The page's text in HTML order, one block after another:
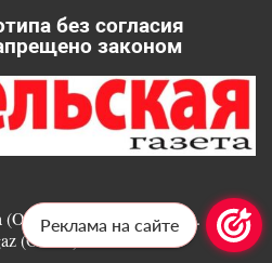
без согласия
законом
(Online) || ISSN 1607-2162.
(Online)
Реклама на сайте